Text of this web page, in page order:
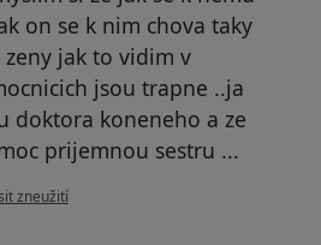
on se k nim chova taky
jak to vidim v
jsou trapne ..ja
doktora koneneho a ze
prijemnou sestru ...
uživatele Váš účet byl odstraněn
zneužití